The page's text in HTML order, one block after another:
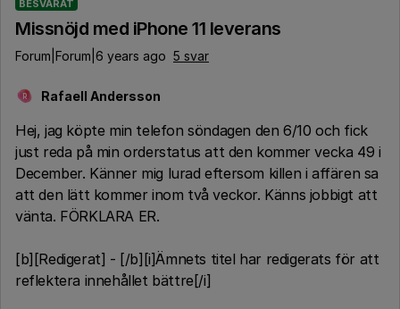
BESVARAT
Missnöjd med iPhone 11 leverans
Forum|Forum|6 years ago 5 svar
R Rafaell Andersson
Hej, jag köpte min telefon söndagen den 6/10 och fick
just reda på min orderstatus att den kommer vecka 49 i
December. Känner mig lurad eftersom killen i affären sa
att den lätt kommer inom två veckor. Känns jobbigt att
vänta. FÖRKLARA ER.
[b][Redigerat] - [/b][i]Ämnets titel har redigerats för att
reflektera innehållet bättre[/i]